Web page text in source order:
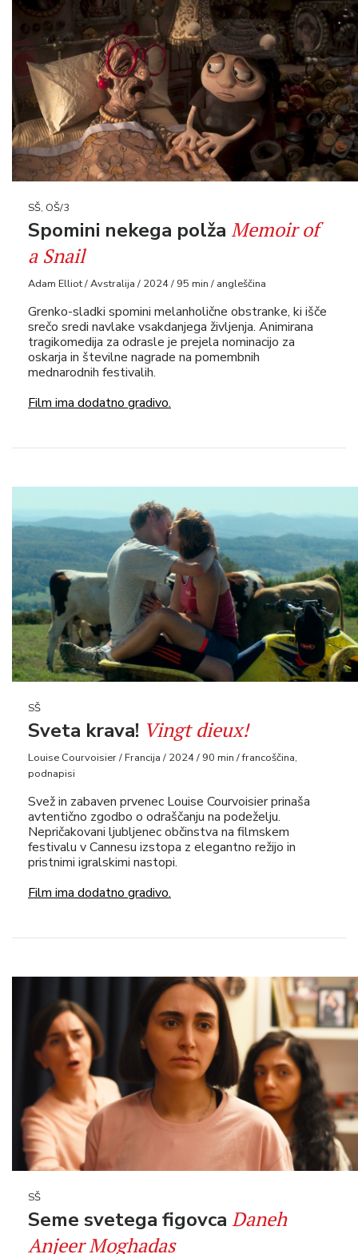
SŠ, OŠ/3
Spomini nekega polža Memoir of
a Snail
Adam Elliot / Avstralija / 2024 / 95 min / angleščina
Grenko-sladki spomini melanholične obstranke, ki išče
srečo sredi navlake vsakdanjega življenja. Animirana
tragikomedija za odrasle je prejela nominacijo za
oskarja in številne nagrade na pomembnih
mednarodnih festivalih.
Film ima dodatno gradivo.
SŠ
Sveta krava! Vingt dieux!
Louise Courvoisier / Francija / 2024 / 90 min / francoščina,
podnapisi
Svež in zabaven prvenec Louise Courvoisier prinaša
avtentično zgodbo o odraščanju na podeželju.
Nepričakovani ljubljenec občinstva na filmskem
festivalu v Cannesu izstopa z elegantno režijo in
pristnimi igralskimi nastopi.
Film ima dodatno gradivo.
SŠ
Seme svetega figovca Daneh
Anjeer Moghadas